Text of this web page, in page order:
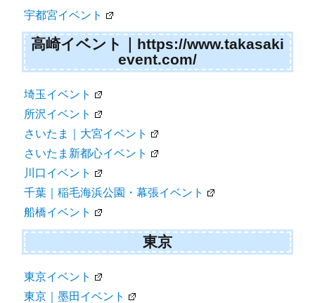
宇都宮イベント
高崎イベント｜https://www.takasaki
event.com/
埼玉イベント
所沢イベント
さいたま｜大宮イベント
さいたま新都心イベント
川口イベント
千葉｜稲毛海浜公園・幕張イベント
船橋イベント
東京
東京イベント
東京｜墨田イベント